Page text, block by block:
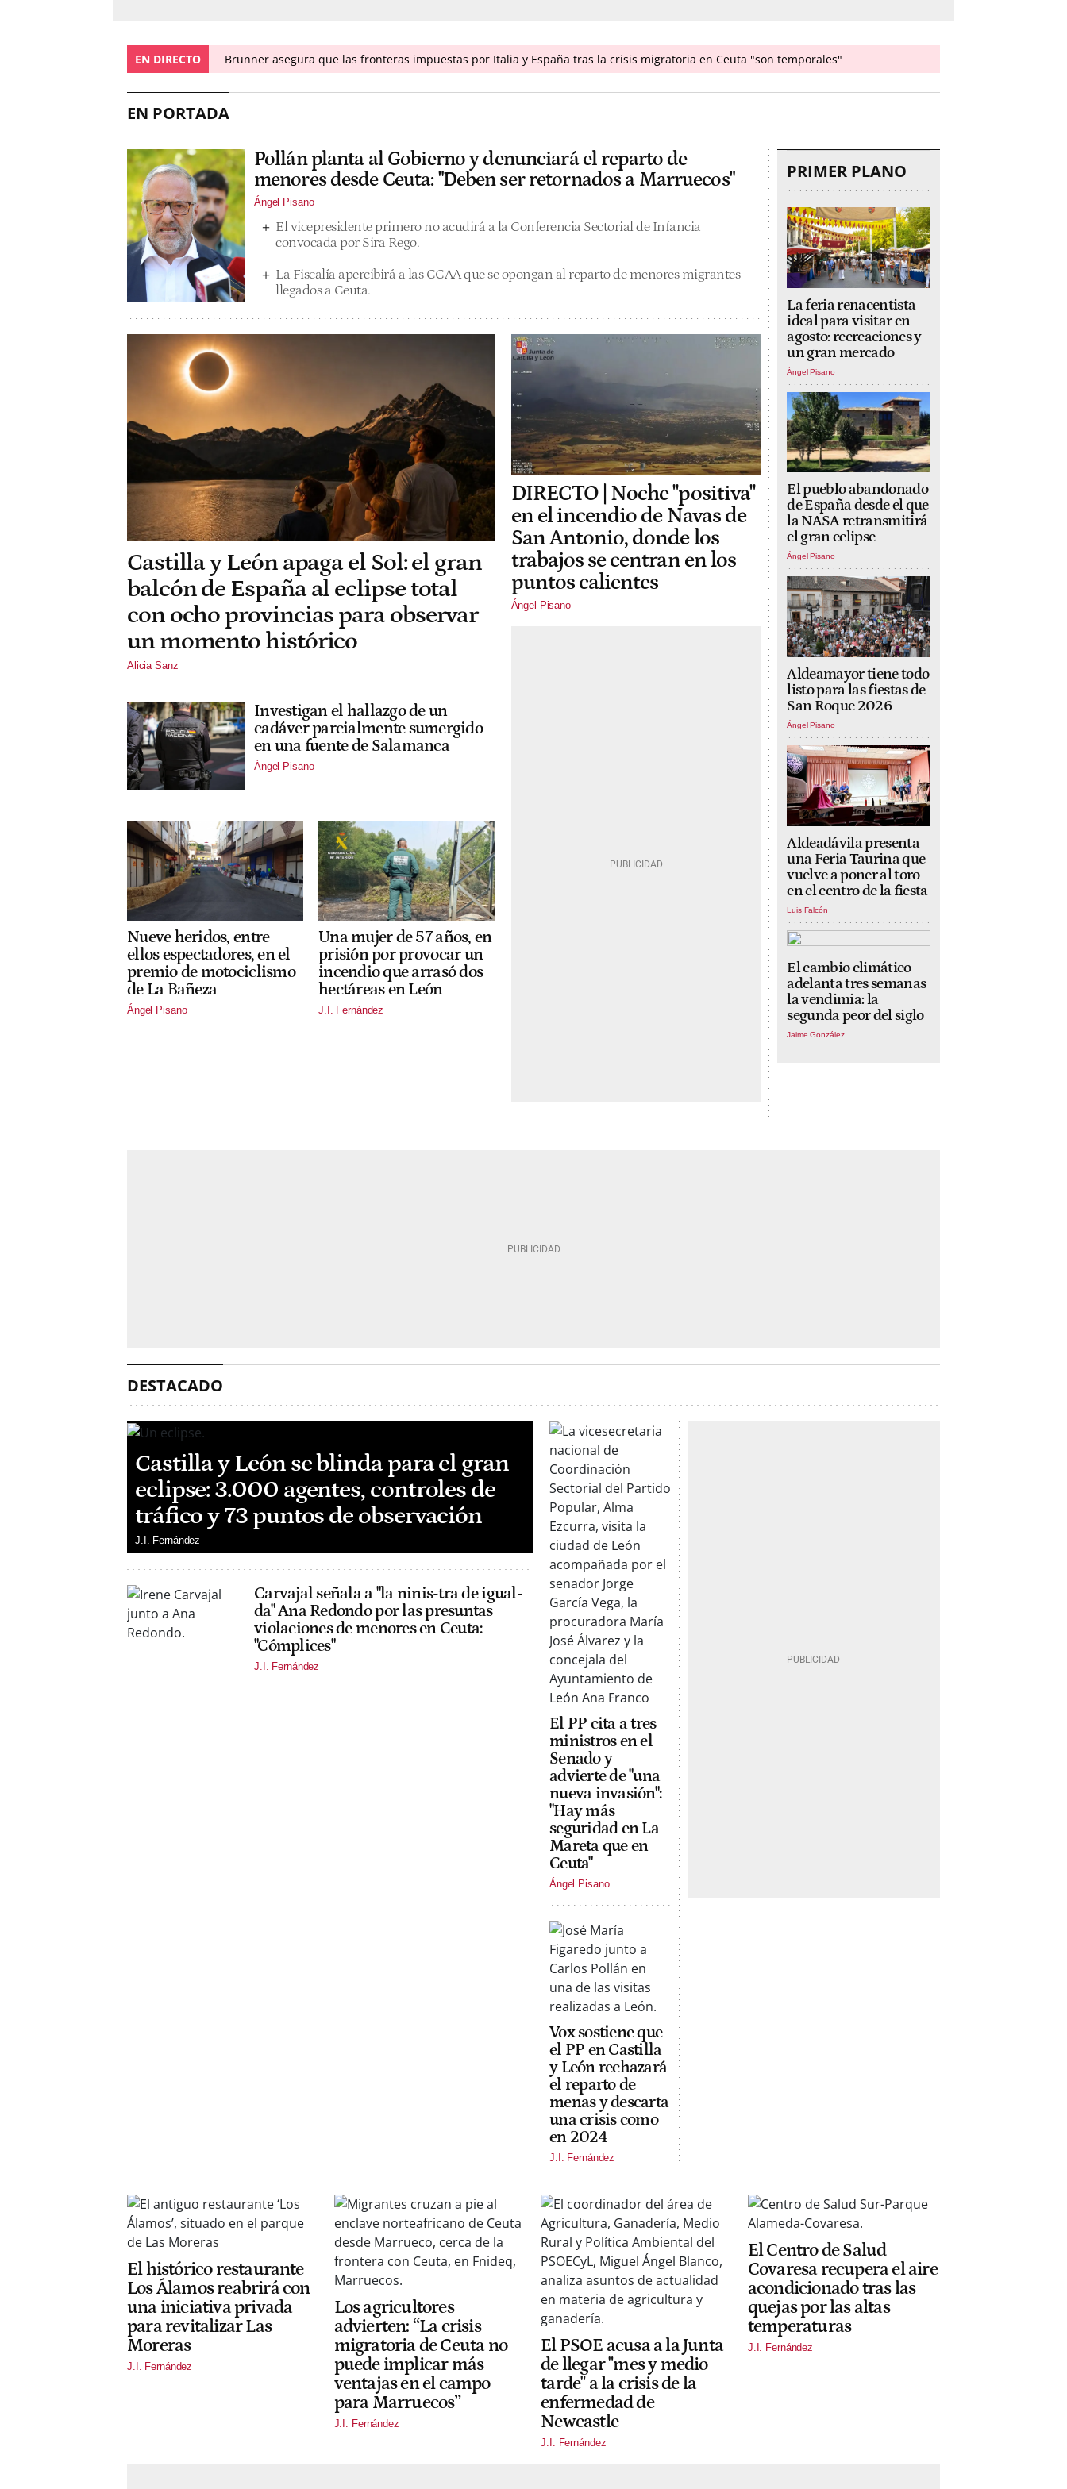
EN DIRECTO Brunner asegura que las fronteras impuestas por Italia y España tras la crisis migratoria en Ceuta "son temporales"
EN PORTADA
Pollán planta al Gobierno y denunciará el reparto de
menores desde Ceuta: "Deben ser retornados a Marruecos"
Ángel Pisano
El vicepresidente primero no acudirá a la Conferencia Sectorial de Infancia
convocada por Sira Rego.
La Fiscalía apercibirá a las CCAA que se opongan al reparto de menores migrantes
llegados a Ceuta.
Castilla y León apaga el Sol: el gran
balcón de España al eclipse total
con ocho provincias para observar
un momento histórico
Alicia Sanz
Investigan el hallazgo de un
cadáver parcialmente sumergido
en una fuente de Salamanca
Ángel Pisano
Nueve heridos, entre
ellos espectadores, en el
premio de motociclismo
de La Bañeza
Ángel Pisano
Una mujer de 57 años, en
prisión por provocar un
incendio que arrasó dos
hectáreas en León
J.I. Fernández
DIRECTO | Noche "positiva"
en el incendio de Navas de
San Antonio, donde los
trabajos se centran en los
puntos calientes
Ángel Pisano
PRIMER PLANO
La feria renacentista
ideal para visitar en
agosto: recreaciones y
un gran mercado
Ángel Pisano
El pueblo abandonado
de España desde el que
la NASA retransmitirá
el gran eclipse
Ángel Pisano
Aldeamayor tiene todo
listo para las fiestas de
San Roque 2026
Ángel Pisano
Aldeadávila presenta
una Feria Taurina que
vuelve a poner al toro
en el centro de la fiesta
Luis Falcón
El cambio climático
adelanta tres semanas
la vendimia: la
segunda peor del siglo
Jaime González
DESTACADO
Castilla y León se blinda para el gran
eclipse: 3.000 agentes, controles de
tráfico y 73 puntos de observación
J.I. Fernández
Carvajal señala a "la ninis-tra de igual-
da" Ana Redondo por las presuntas
violaciones de menores en Ceuta:
"Cómplices"
J.I. Fernández
El PP cita a tres
ministros en el
Senado y
advierte de "una
nueva invasión":
"Hay más
seguridad en La
Mareta que en
Ceuta"
Ángel Pisano
Vox sostiene que
el PP en Castilla
y León rechazará
el reparto de
menas y descarta
una crisis como
en 2024
J.I. Fernández
El histórico restaurante
Los Álamos reabrirá con
una iniciativa privada
para revitalizar Las
Moreras
J.I. Fernández
Los agricultores
advierten: “La crisis
migratoria de Ceuta no
puede implicar más
ventajas en el campo
para Marruecos”
J.I. Fernández
El PSOE acusa a la Junta
de llegar "mes y medio
tarde" a la crisis de la
enfermedad de
Newcastle
J.I. Fernández
El Centro de Salud
Covaresa recupera el aire
acondicionado tras las
quejas por las altas
temperaturas
J.I. Fernández